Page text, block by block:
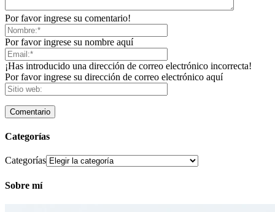
Por favor ingrese su comentario!
Por favor ingrese su nombre aquí
¡Has introducido una dirección de correo electrónico incorrecta!
Por favor ingrese su dirección de correo electrónico aquí
Categorías
Categorías
Sobre mí